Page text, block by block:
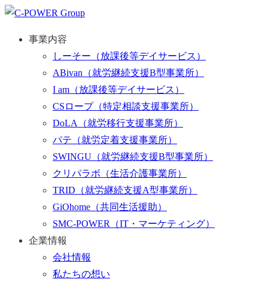
事業内容
しーそー （放課後等デイサービス）
ABivan （就労継続支援B型事業所）
I am （放課後等デイサービス）
CSロープ（特定相談支援事業所）
DoLA
（就労移行支援事業所）
パテ （就労定着支援事業所）
SWINGU （就労継続支援B型事業所）
クリパラボ （生活介護事業所）
TRID （就労継続支援A型事業所）
GiOhome （共同生活援助）
SMC-POWER
（IT・マーケティング）
企業情報
会社情報
私たちの想い